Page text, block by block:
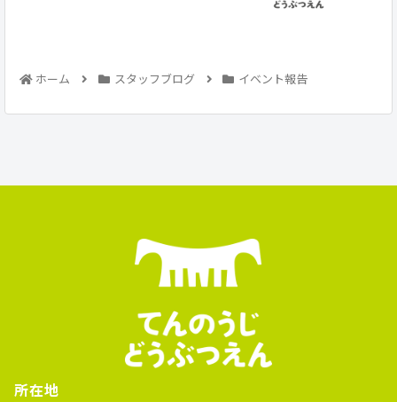
ホーム スタッフブログ イベント報告
所在地